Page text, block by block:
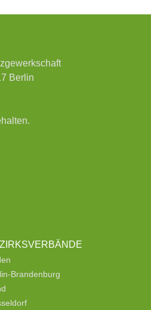
Berlin
Brandenburg